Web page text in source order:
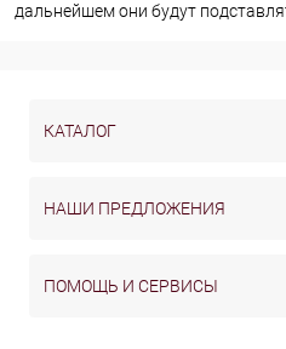
дальнейшем они будут
КАТАЛОГ
НАШИ ПРЕДЛОЖЕНИЯ
ПОМОЩЬ И СЕРВИСЫ